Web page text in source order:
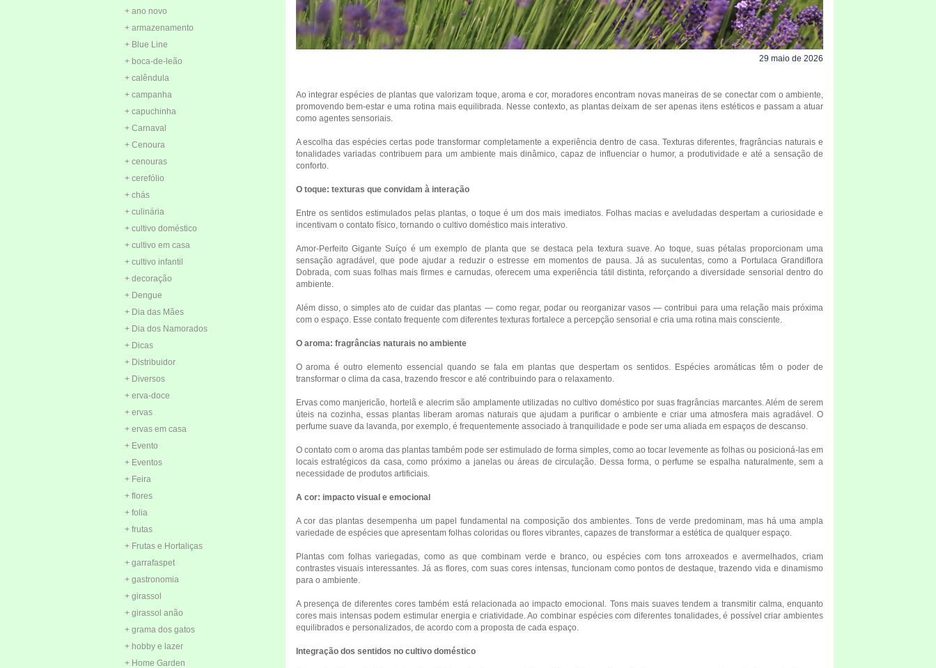
+ ano novo
+ armazenamento
+ Blue Line
+ boca-de-leão
+ calêndula
+ campanha
+ capuchinha
+ Carnaval
+ Cenoura
+ cenouras
+ cerefólio
+ chás
+ culinária
+ cultivo doméstico
+ cultivo em casa
+ cultivo infantil
+ decoração
+ Dengue
+ Dia das Mães
+ Dia dos Namorados
+ Dicas
+ Distribuidor
+ Diversos
+ erva-doce
+ ervas
+ ervas em casa
+ Evento
+ Eventos
+ Feira
+ flores
+ folia
+ frutas
+ Frutas e Hortaliças
+ garrafaspet
+ gastronomia
+ girassol
+ girassol anão
+ grama dos gatos
+ hobby e lazer
+ Home Garden
29 maio de 2026
Ao integrar espécies de plantas que valorizam toque, aroma e cor, moradores encontram novas maneiras de se conectar com o ambiente,
promovendo bem-estar e uma rotina mais equilibrada. Nesse contexto, as plantas deixam de ser apenas itens estéticos e passam a atuar
como agentes sensoriais.
A escolha das espécies certas pode transformar completamente a experiência dentro de casa. Texturas diferentes, fragrâncias naturais e
tonalidades variadas contribuem para um ambiente mais dinâmico, capaz de influenciar o humor, a produtividade e até a sensação de
conforto.
O toque: texturas que convidam à interação
Entre os sentidos estimulados pelas plantas, o toque é um dos mais imediatos. Folhas macias e aveludadas despertam a curiosidade e
incentivam o contato físico, tornando o cultivo doméstico mais interativo.
Amor-Perfeito Gigante Suíço é um exemplo de planta que se destaca pela textura suave. Ao toque, suas pétalas proporcionam uma
sensação agradável, que pode ajudar a reduzir o estresse em momentos de pausa. Já as suculentas, como a Portulaca Grandiflora
Dobrada, com suas folhas mais firmes e carnudas, oferecem uma experiência tátil distinta, reforçando a diversidade sensorial dentro do
ambiente.
Além disso, o simples ato de cuidar das plantas — como regar, podar ou reorganizar vasos — contribui para uma relação mais próxima
com o espaço. Esse contato frequente com diferentes texturas fortalece a percepção sensorial e cria uma rotina mais consciente.
O aroma: fragrâncias naturais no ambiente
O aroma é outro elemento essencial quando se fala em plantas que despertam os sentidos. Espécies aromáticas têm o poder de
transformar o clima da casa, trazendo frescor e até contribuindo para o relaxamento.
Ervas como manjericão, hortelã e alecrim são amplamente utilizadas no cultivo doméstico por suas fragrâncias marcantes. Além de serem
úteis na cozinha, essas plantas liberam aromas naturais que ajudam a purificar o ambiente e criar uma atmosfera mais agradável. O
perfume suave da lavanda, por exemplo, é frequentemente associado à tranquilidade e pode ser uma aliada em espaços de descanso.
O contato com o aroma das plantas também pode ser estimulado de forma simples, como ao tocar levemente as folhas ou posicioná-las em
locais estratégicos da casa, como próximo a janelas ou áreas de circulação. Dessa forma, o perfume se espalha naturalmente, sem a
necessidade de produtos artificiais.
A cor: impacto visual e emocional
A cor das plantas desempenha um papel fundamental na composição dos ambientes. Tons de verde predominam, mas há uma ampla
variedade de espécies que apresentam folhas coloridas ou flores vibrantes, capazes de transformar a estética de qualquer espaço.
Plantas com folhas variegadas, como as que combinam verde e branco, ou espécies com tons arroxeados e avermelhados, criam
contrastes visuais interessantes. Já as flores, com suas cores intensas, funcionam como pontos de destaque, trazendo vida e dinamismo
para o ambiente.
A presença de diferentes cores também está relacionada ao impacto emocional. Tons mais suaves tendem a transmitir calma, enquanto
cores mais intensas podem estimular energia e criatividade. Ao combinar espécies com diferentes tonalidades, é possível criar ambientes
equilibrados e personalizados, de acordo com a proposta de cada espaço.
Integração dos sentidos no cultivo doméstico